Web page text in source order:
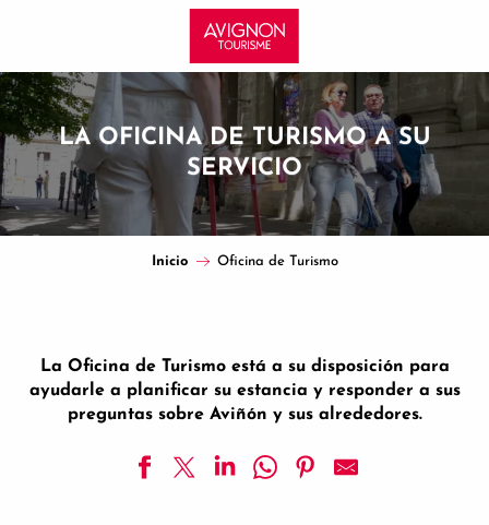
principal
LA OFICINA DE TURISMO A SU
SERVICIO
Inicio Oficina de Turismo
La Oficina de Turismo está a su disposición para
ayudarle a planificar su estancia y responder a sus
preguntas sobre Aviñón y sus alrededores.